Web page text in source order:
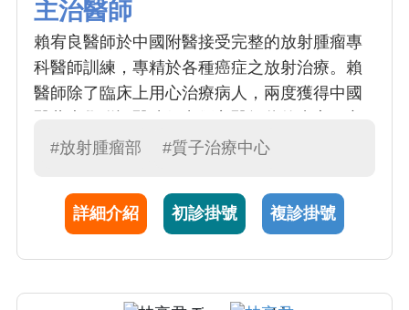
主治醫師
賴宥良醫師於中國附醫接受完整的放射腫瘤專
科醫師訓練，專精於各種癌症之放射治療。賴
醫師除了臨床上用心治療病人，兩度獲得中國
致力於癌症轉譯研究，結合基礎醫學與臨床醫
學博士學位。
#放射腫瘤部 #質子治療中心
詳細介紹 初診掛號 複診掛號